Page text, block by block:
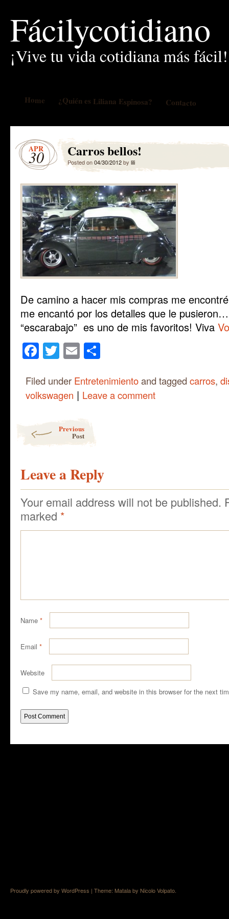
Fácilycotidiano
¡Vive tu vida cotidiana más fácil!
Home ¿Quién es Liliana Espinosa? Contacto
APR
30 Carros bellos!
Posted on04/30/2012by lili
De camino a hacer mis compras me
me encantó por los detalles que le
“escarabajo” es uno de mis favoritos! Viva
Facebook
Twitter
Email
Filed under Entretenimientoand tagged carros,
volkswagen | Leave a comment
Previous
Post
Leave a Reply
Your email address will not be published.
marked *
Name *
Email *
Website
Save my name, email, and website in this browser for the next
Proudly powered by WordPress | Theme: Matala by Nicolo Volpato.